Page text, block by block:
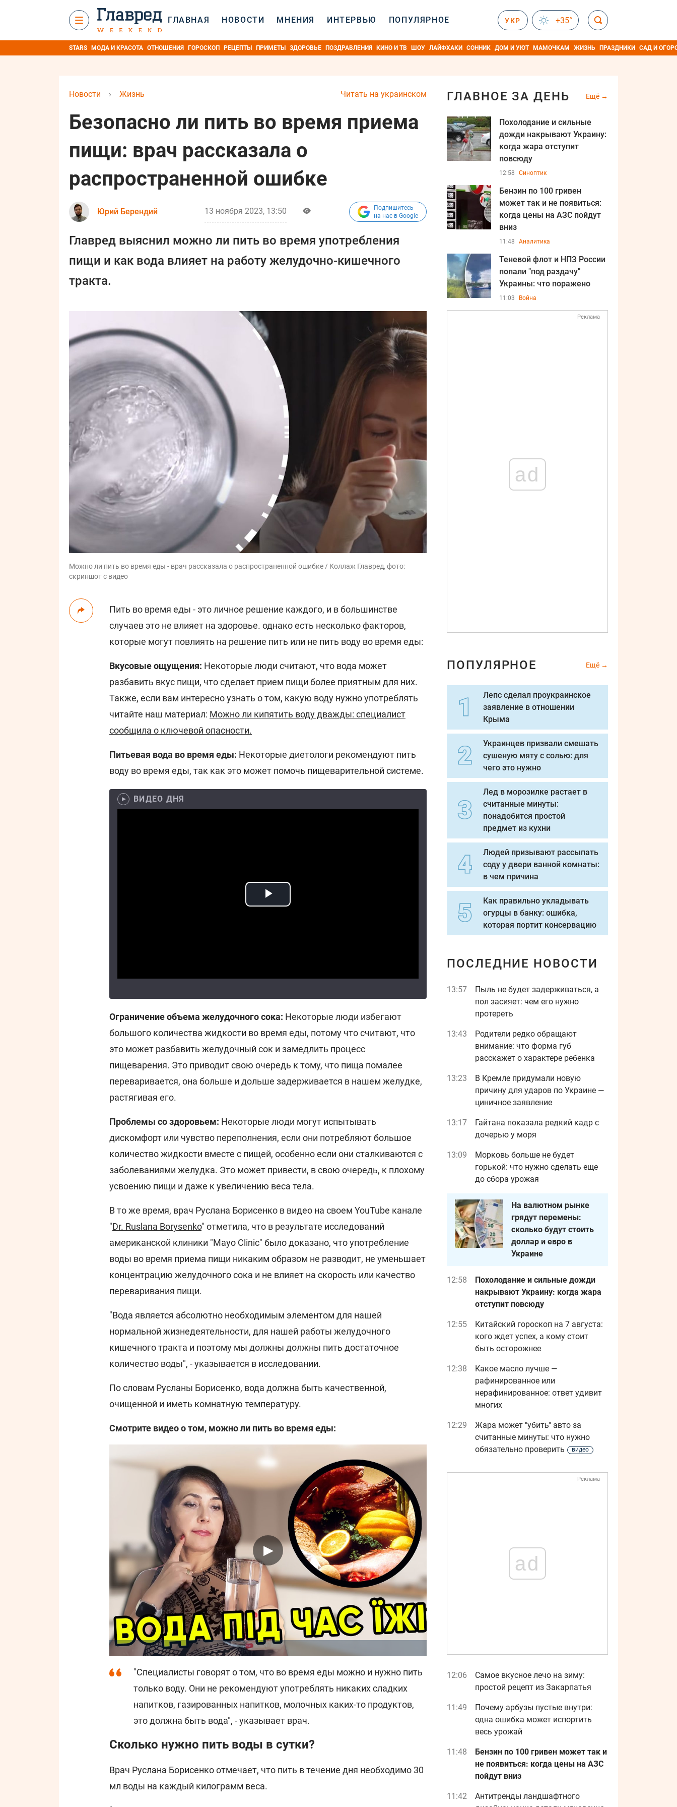
ГЛАВНАЯ НОВОСТИ МНЕНИЯ ИНТЕРВЬЮ ПОПУЛЯРНОЕ УКР +35°
STARS МОДА И КРАСОТА ОТНОШЕНИЯ ГОРОСКОП РЕЦЕПТЫ ПРИМЕТЫ ЗДОРОВЬЕ ПОЗДРАВЛЕНИЯ КИНО И ТВ ШОУ ЛАЙФХАКИ СОННИК ДОМ И УЮТ МАМОЧКАМ ЖИЗНЬ ПРАЗДНИКИ САД И
Читать на украинском
Новости › Жизнь
Безопасно ли пить во время приема
пищи: врач рассказала о
распространенной ошибке
Юрий Берендий 13 ноября 2023, 13:50
Подпишитесь
на нас в Google
Главред выяснил можно ли пить во время употребления
пищи и как вода влияет на работу желудочно-кишечного
тракта.
Можно ли пить во время еды - врач рассказала о распространенной ошибке / Коллаж Главред, фото:
скриншот с видео
Пить во время еды - это личное решение каждого, и в большинстве
случаев это не влияет на здоровье. однако есть несколько факторов,
которые могут повлиять на решение пить или не пить воду во время еды:
Вкусовые ощущения: Некоторые люди считают, что вода может
разбавить вкус пищи, что сделает прием пищи более приятным для них.
Также, если вам интересно узнать о том, какую воду нужно употреблять
читайте наш материал: Можно ли кипятить воду дважды: специалист
сообщила о ключевой опасности.
Питьевая вода во время еды: Некоторые диетологи рекомендуют пить
воду во время еды, так как это может помочь пищеварительной системе.
ВИДЕО ДНЯ
Ограничение объема желудочного сока: Некоторые люди избегают
большого количества жидкости во время еды, потому что считают, что
это может разбавить желудочный сок и замедлить процесс
пищеварения. Это приводит свою очередь к тому, что пища помалее
переваривается, она больше и дольше задерживается в нашем желудке,
растягивая его.
Проблемы со здоровьем: Некоторые люди могут испытывать
дискомфорт или чувство переполнения, если они потребляют большое
количество жидкости вместе с пищей, особенно если они сталкиваются с
заболеваниями желудка. Это может привести, в свою очередь, к плохому
усвоению пищи и даже к увеличению веса тела.
В то же время, врач Руслана Борисенко в видео на своем YouTube канале
"Dr. Ruslana Borysenko" отметила, что в результате исследований
американской клиники "Mayo Clinic" было доказано, что употребление
воды во время приема пищи никаким образом не разводит, не уменьшает
концентрацию желудочного сока и не влияет на скорость или качество
переваривания пищи.
"Вода является абсолютно необходимым элементом для нашей
нормальной жизнедеятельности, для нашей работы желудочного
кишечного тракта и поэтому мы должны должны пить достаточное
количество воды", - указывается в исследовании.
По словам Русланы Борисенко, вода должна быть качественной,
очищенной и иметь комнатную температуру.
Смотрите видео о том, можно ли пить во время еды:
"Специалисты говорят о том, что во время еды можно и нужно пить
только воду. Они не рекомендуют употреблять никаких сладких
напитков, газированных напитков, молочных каких-то продуктов,
это должна быть вода", - указывает врач.
Сколько нужно пить воды в сутки?
Врач Руслана Борисенко отмечает, что пить в течение дня необходимо 30
мл воды на каждый килограмм веса.
ГЛАВНОЕ ЗА ДЕНЬ Ещё
Похолодание и сильные
дожди накрывают Украину:
когда жара отступит
повсюду
12:58 Синоптик
Бензин по 100 гривен
может так и не появиться:
когда цены на АЗС пойдут
вниз
11:48 Аналитика
Теневой флот и НПЗ России
попали "под раздачу"
Украины: что поражено
11:03 Война
Реклама
ad
ПОПУЛЯРНОЕ Ещё
Лепс сделал проукраинское
заявление в отношении
Крыма
Украинцев призвали смешать
сушеную мяту с солью: для
чего это нужно
Лед в морозилке растает в
считанные минуты:
понадобится простой
предмет из кухни
Людей призывают рассыпать
соду у двери ванной комнаты:
в чем причина
Как правильно укладывать
огурцы в банку: ошибка,
которая портит консервацию
ПОСЛЕДНИЕ НОВОСТИ
13:57
Пыль не будет задерживаться, а
пол засияет: чем его нужно
протереть
13:43
Родители редко обращают
внимание: что форма губ
расскажет о характере ребенка
13:23
В Кремле придумали новую
причину для ударов по Украине —
циничное заявление
13:17
Гайтана показала редкий кадр с
дочерью у моря
13:09
Морковь больше не будет
горькой: что нужно сделать еще
до сбора урожая
На валютном рынке
грядут перемены:
сколько будут стоить
доллар и евро в
Украине
12:58
Похолодание и сильные дожди
накрывают Украину: когда жара
отступит повсюду
12:55
Китайский гороскоп на 7 августа:
кого ждет успех, а кому стоит
быть осторожнее
12:38
Какое масло лучше —
рафинированное или
нерафинированное: ответ удивит
многих
12:29
Жара может "убить" авто за
считанные минуты: что нужно
обязательно проверить
видео
Реклама
ad
12:06
Самое вкусное лечо на зиму:
простой рецепт из Закарпатья
11:49
Почему арбузы пустые внутри:
одна ошибка может испортить
весь урожай
11:48
Бензин по 100 гривен может так и
не появиться: когда цены на АЗС
пойдут вниз
11:42
Антитренды ландшафтного